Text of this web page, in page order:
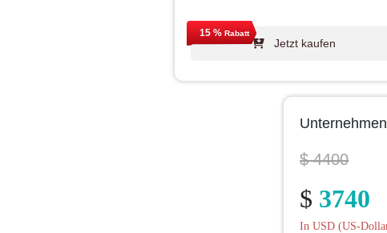
15 % Rabatt
Jetzt kaufen
$ 4400
$ 3740
In USD (US-